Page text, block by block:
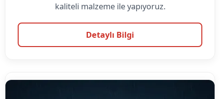
kaliteli malzeme ile yapıyoruz.
Detaylı Bilgi